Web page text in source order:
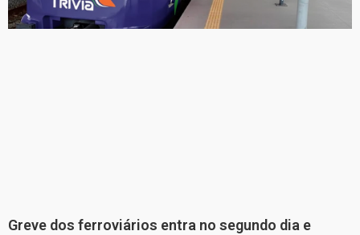
Greve dos ferroviários entra no segundo dia e